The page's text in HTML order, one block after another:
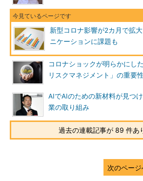
新型コロナ影響が2カ月で拡
ニケーションに課題も
コロナショックが明らかにし
リスクマネジメント」の重要性
AIでAIのための新材料が見つ
業の取り組み
過去の連載記事が 89 件あ
次のページ